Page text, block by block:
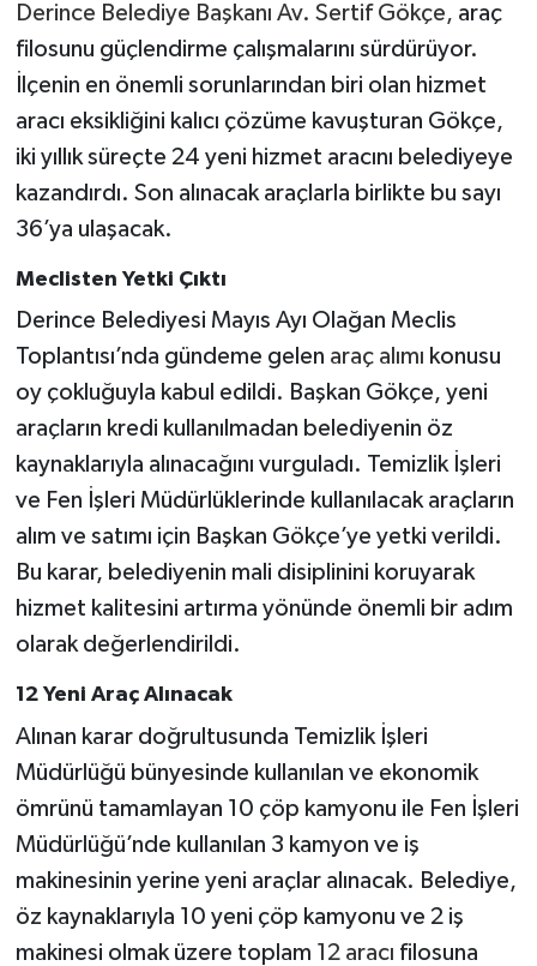
Derince Belediye Başkanı Av. Sertif Gökçe, araç
filosunu güçlendirme çalışmalarını sürdürüyor.
İlçenin en önemli sorunlarından biri olan hizmet
aracı eksikliğini kalıcı çözüme kavuşturan Gökçe,
iki yıllık süreçte 24 yeni hizmet aracını belediyeye
kazandırdı. Son alınacak araçlarla birlikte bu sayı
36’ya ulaşacak.
Meclisten Yetki Çıktı
Derince Belediyesi Mayıs Ayı Olağan Meclis
Toplantısı’nda gündeme gelen araç alımı konusu
oy çokluğuyla kabul edildi. Başkan Gökçe, yeni
araçların kredi kullanılmadan belediyenin öz
kaynaklarıyla alınacağını vurguladı. Temizlik İşleri
ve Fen İşleri Müdürlüklerinde kullanılacak araçların
alım ve satımı için Başkan Gökçe’ye yetki verildi.
Bu karar, belediyenin mali disiplinini koruyarak
hizmet kalitesini artırma yönünde önemli bir adım
olarak değerlendirildi.
12 Yeni Araç Alınacak
Alınan karar doğrultusunda Temizlik İşleri
Müdürlüğü bünyesinde kullanılan ve ekonomik
ömrünü tamamlayan 10 çöp kamyonu ile Fen İşleri
Müdürlüğü’nde kullanılan 3 kamyon ve iş
makinesinin yerine yeni araçlar alınacak. Belediye,
öz kaynaklarıyla 10 yeni çöp kamyonu ve 2 iş
makinesi olmak üzere toplam 12 aracı filosuna